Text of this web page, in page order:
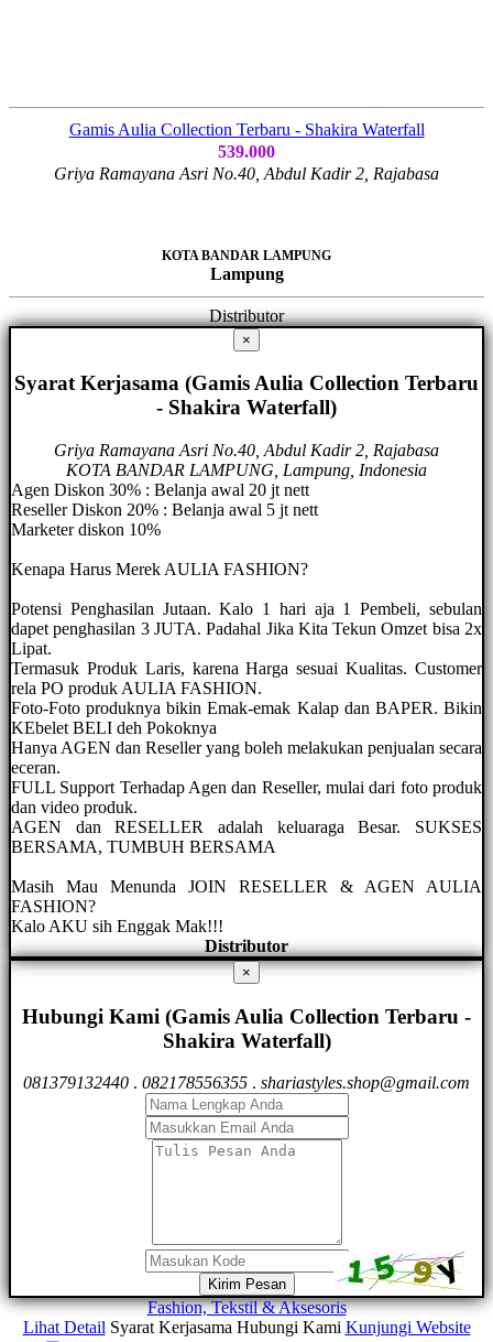
Gamis Aulia Collection Terbaru - Shakira Waterfall
539.000
Griya Ramayana Asri No.40, Abdul Kadir 2, Rajabasa
KOTA BANDAR LAMPUNG
Lampung
Distributor
×
Syarat Kerjasama (Gamis Aulia Collection Terbaru
- Shakira Waterfall)
Griya Ramayana Asri No.40, Abdul Kadir 2, Rajabasa
KOTA BANDAR LAMPUNG, Lampung, Indonesia
Agen Diskon 30% : Belanja awal 20 jt nett
Reseller Diskon 20% : Belanja awal 5 jt nett
Marketer diskon 10%
Kenapa Harus Merek AULIA FASHION?
Potensi Penghasilan Jutaan. Kalo 1 hari aja 1 Pembeli, sebulan
dapet penghasilan 3 JUTA. Padahal Jika Kita Tekun Omzet bisa 2x
Lipat.
Termasuk Produk Laris, karena Harga sesuai Kualitas. Customer
rela PO produk AULIA FASHION.
Foto-Foto produknya bikin Emak-emak Kalap dan BAPER. Bikin
KEbelet BELI deh Pokoknya
Hanya AGEN dan Reseller yang boleh melakukan penjualan secara
eceran.
FULL Support Terhadap Agen dan Reseller, mulai dari foto produk
dan video produk.
AGEN dan RESELLER adalah keluaraga Besar. SUKSES
BERSAMA, TUMBUH BERSAMA
Masih Mau Menunda JOIN RESELLER & AGEN AULIA
FASHION?
Kalo AKU sih Enggak Mak!!!
Distributor
×
Hubungi Kami (Gamis Aulia Collection Terbaru -
Shakira Waterfall)
081379132440 . 082178556355 . shariastyles.shop@gmail.com
Kirim Pesan
Fashion, Tekstil & Aksesoris
Lihat Detail Syarat Kerjasama Hubungi Kami Kunjungi Website